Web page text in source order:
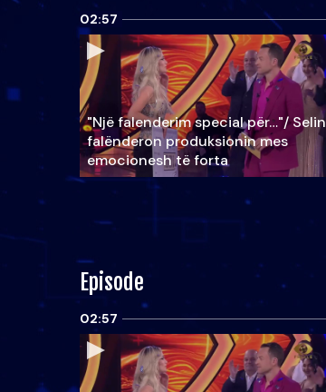
02:57
"Një falenderim special për…"/ Selin
falënderon produksionin mes
emocionesh të forta
Episode
02:57